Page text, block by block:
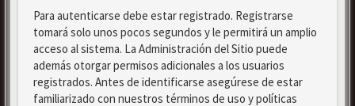
Para autenticarse debe estar registrado. Registrarse
tomará solo unos pocos segundos y le permitirá un amplio
acceso al sistema. La Administración del Sitio puede
además otorgar permisos adicionales a los usuarios
registrados. Antes de identificarse asegúrese de estar
familiarizado con nuestros términos de uso y políticas